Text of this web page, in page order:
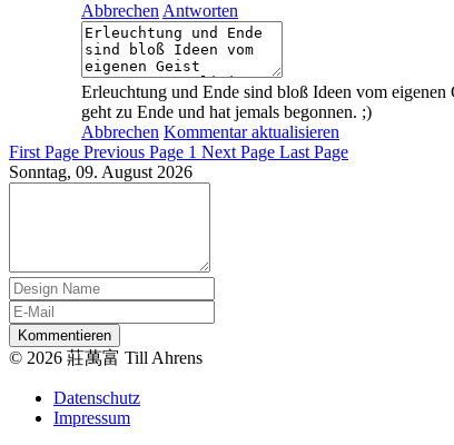
Abbrechen Antworten
Erleuchtung und Ende sind bloß Ideen vom
geht zu Ende und hat jemals begonnen. ;)
Abbrechen Kommentar aktualisieren
First Page Previous Page 1 Next Page Last Page
Sonntag, 09. August 2026
Kommentieren
© 2026 莊萬富 Till Ahrens
Datenschutz
Impressum